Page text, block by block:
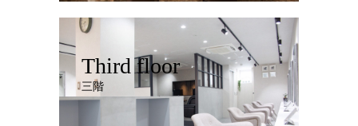
Third floor
三階